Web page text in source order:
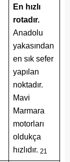
En hızlı
rotadır.
Anadolu
yakasından
en sık sefer
yapılan
noktadır.
Mavi
Marmara
motorları
oldukça
hızlıdır. 21